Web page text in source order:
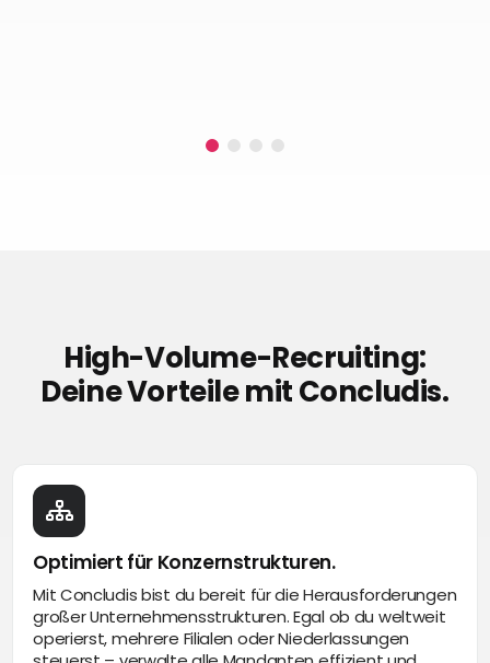
High-Volume-Recruiting:
Deine Vorteile mit Concludis.
Optimiert für Konzernstrukturen.
Mit Concludis bist du bereit für die Herausforderungen
großer Unternehmensstrukturen. Egal ob du weltweit
operierst, mehrere Filialen oder Niederlassungen